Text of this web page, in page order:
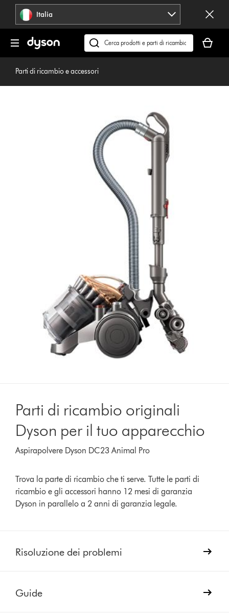
navigazione Italia
Cerca
su
dyson.it
carrello
è
Parti di ricambio e accessori
Parti di ricambio originali
Dyson per il tuo apparecchio
Aspirapolvere Dyson DC23 Animal Pro
Trova la parte di ricambio che ti serve. Tutte le parti di
ricambio e gli accessori hanno 12 mesi di garanzia
Dyson in parallelo a 2 anni di garanzia legale.
Risoluzione dei problemi
Guide